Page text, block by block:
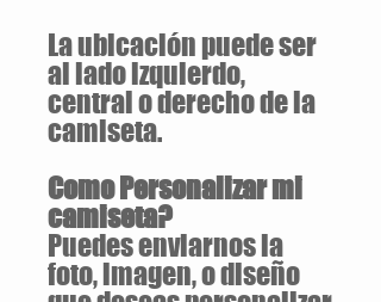
La ubicación puede ser
al lado izquierdo,
central o derecho de la
camiseta.
Como Personalizar mi
camiseta?
Puedes enviarnos la
foto, imagen, o diseño